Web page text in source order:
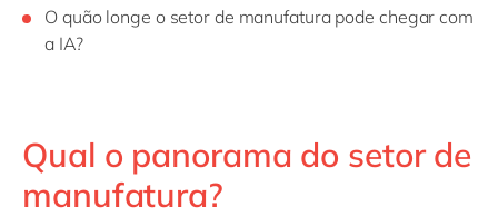
O quão longe o setor de manufatura pode chegar com
a IA?
Qual o panorama do setor de
manufatura?